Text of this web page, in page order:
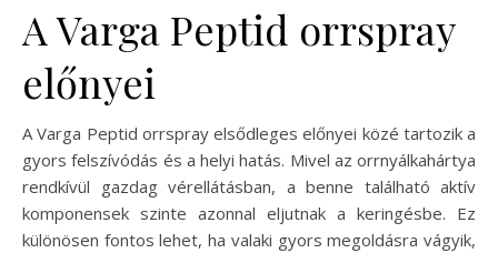
A Varga Peptid orrspray
előnyei
A Varga Peptid orrspray elsődleges előnyei közé tartozik a
gyors felszívódás és a helyi hatás. Mivel az orrnyálkahártya
rendkívül gazdag vérellátásban, a benne található aktív
komponensek szinte azonnal eljutnak a keringésbe. Ez
különösen fontos lehet, ha valaki gyors megoldásra vágyik,